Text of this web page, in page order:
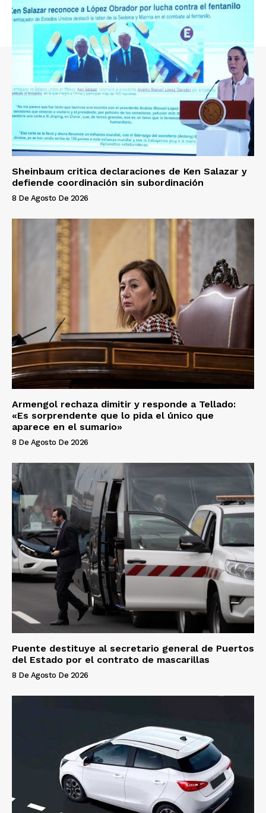
Sheinbaum critica declaraciones de Ken Salazar y
defiende coordinación sin subordinación
8 De Agosto De 2026
Armengol rechaza dimitir y responde a Tellado:
«Es sorprendente que lo pida el único que
aparece en el sumario»
8 De Agosto De 2026
Puente destituye al secretario general de Puertos
del Estado por el contrato de mascarillas
8 De Agosto De 2026